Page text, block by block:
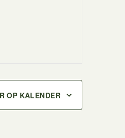
OP KALENDER